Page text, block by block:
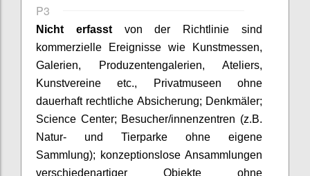
P3
Nicht erfasstvon der Richtlinie sind
kommerzielle Ereignisse wie Kunstmessen,
Galerien, Produzentengalerien, Ateliers,
Kunstvereine etc., Privatmuseen ohne
dauerhaft rechtliche Absicherung; Denkmäler;
Science Center; Besucher/innenzentren (z.B.
Natur- und Tierparke ohne eigene
Sammlung); konzeptionslose Ansammlungen
verschiedenartiger Objekte ohne